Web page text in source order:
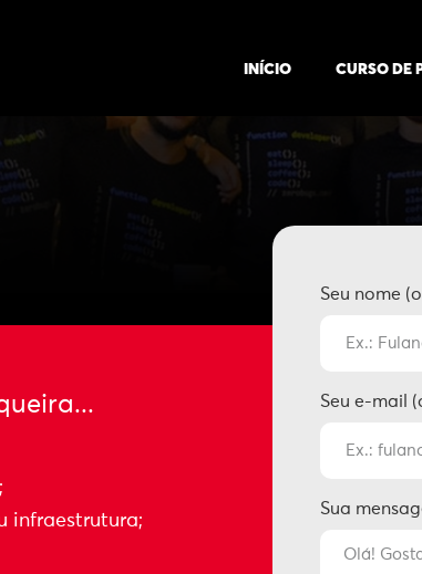
INÍCIO CURSO DE
infraestrutura;
Seu nome
Seu e-mail
Sua